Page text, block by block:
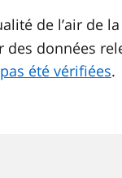
de l’air de la
des données
été vérifiées.